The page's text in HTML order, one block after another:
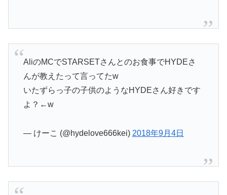
AliのMCでSTARSETさんとのお食事でHYDEさ
んが教えたって言ってたw
いたずらっ子の子供のようなHYDEさん好きです
よ？←w
— けーこ (@hydelove666kei) 2018年9月4日